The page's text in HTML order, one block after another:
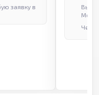
заявку в